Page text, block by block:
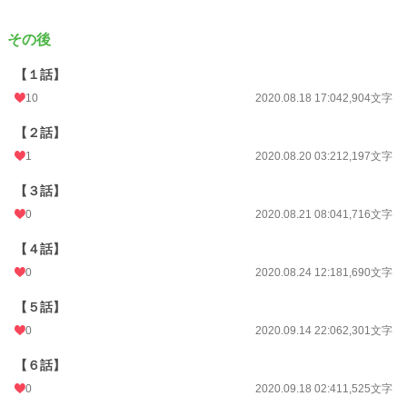
その後
【１話】
10 2020.08.18 17:042,904文字
【２話】
1 2020.08.20 03:212,197文字
【３話】
0 2020.08.21 08:041,716文字
【４話】
0 2020.08.24 12:181,690文字
【５話】
0 2020.09.14 22:062,301文字
【６話】
0 2020.09.18 02:411,525文字